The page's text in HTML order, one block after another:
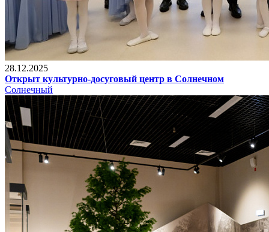
28.12.2025
Открыт культурно-досуговый центр в Солнечном
Солнечный